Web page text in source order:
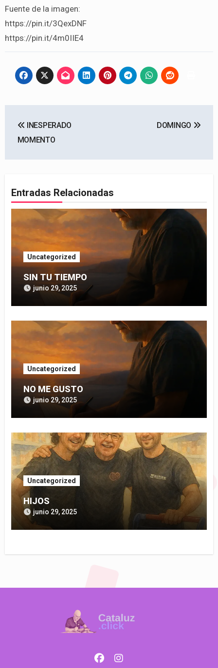
Fuente de la imagen:
https://pin.it/3QexDNF
https://pin.it/4m0IIE4
de INESPERADO
MOMENTO
DOMINGO
Entradas Relacionadas
Uncategorized
SIN TU TIEMPO
junio 29, 2025
Uncategorized
NO ME GUSTO
junio 29, 2025
Uncategorized
HIJOS
junio 29, 2025